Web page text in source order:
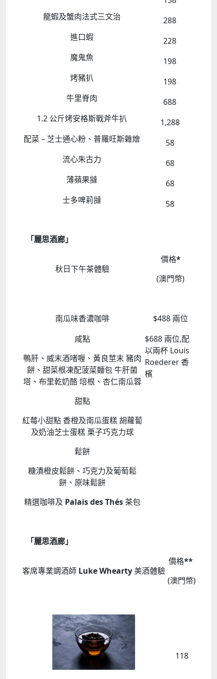
龍蝦及蟹肉法式三文治
288
進口蝦
228
魔鬼魚
198
烤豬扒
198
牛里脊肉
688
1.2 公斤烤安格斯戰斧牛扒
1,288
配菜– 芝士通心粉、普羅旺斯雜燴
58
流心朱古力
68
薄蘋果撻
68
士多啤莉撻
58
「麗思酒廊」
秋日下午茶體驗
價格*
(澳門幣)
南瓜味香濃咖啡 $488 兩位
咸點
鴨肝、威末酒啫喱、黃良莖末 豬肉
餅、甜菜根凍配菠菜麵包 牛肝菌
塔、布里乾奶酪 培根、杏仁南瓜蓉
甜點
紅莓小甜點 香橙及南瓜蛋糕 胡蘿蔔
及奶油芝士蛋糕 栗子巧克力球
鬆餅
糖漬橙皮鬆餅、巧克力及葡萄鬆
餅、原味鬆餅
精選咖啡及 Palais des Thés茶包
$688 兩位,配
以兩杯 Louis
Roederer香
檳
「麗思酒廊」
客席專業調酒師 Luke Whearty美酒體驗
價格**
(澳門幣)
118